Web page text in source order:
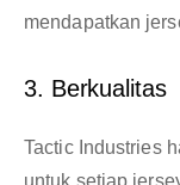
mendapatkan
3. Berkualitas
Tactic Industries
untuk setiap